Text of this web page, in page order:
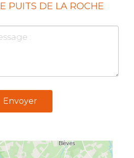
PUITS DE LA ROCHE
Envoyer